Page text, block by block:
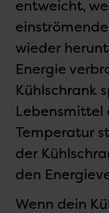
entweicht,
wieder
Energie
Kühlschrank
Lebensmittel
Temperatur
der
den
Wenn dein